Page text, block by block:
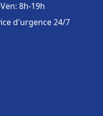
8h-19h
d'urgence 24/7